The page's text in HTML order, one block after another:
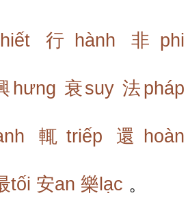
行hành
非phi
hưng 衰suy 法pháp
輒triếp
還hoàn
tối 安an 樂lạc 。